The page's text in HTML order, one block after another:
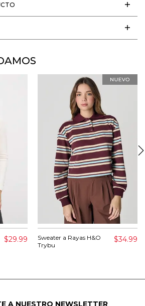
$29.99
Sweater a Rayas H&O
Trybu
$34.99
A NUESTRO NEWSLETTER